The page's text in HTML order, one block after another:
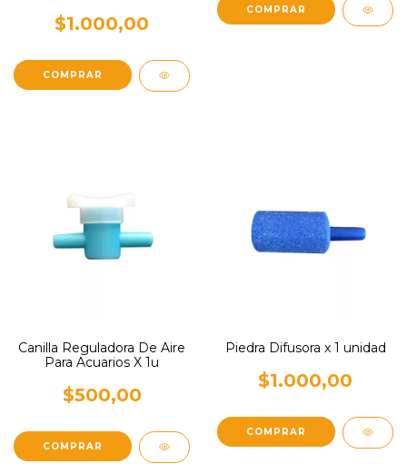
$1.000,00
Canilla Reguladora De Aire
Para Acuarios X 1u
$500,00
Piedra Difusora x 1 unidad
$1.000,00